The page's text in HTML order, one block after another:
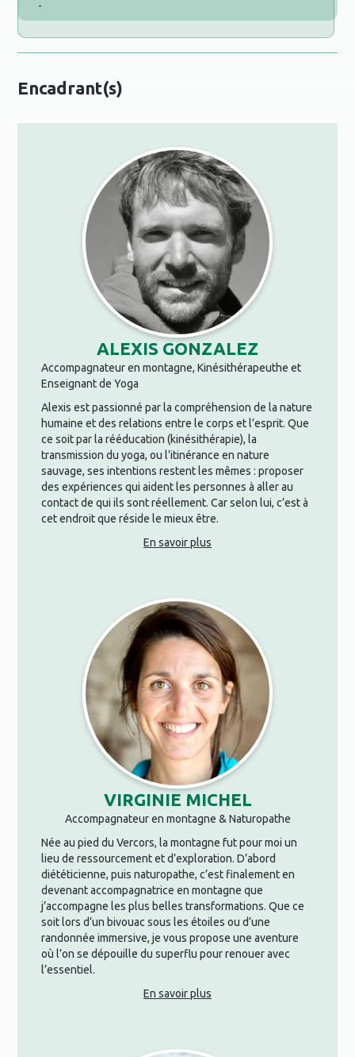
-
Encadrant(s)
ALEXIS GONZALEZ
Accompagnateur en montagne, Kinésithérapeuthe et
Enseignant de Yoga
Alexis est passionné par la compréhension de la nature
humaine et des relations entre le corps et l’esprit. Que
ce soit par la rééducation (kinésithérapie), la
transmission du yoga, ou l’itinérance en nature
sauvage, ses intentions restent les mêmes : proposer
des expériences qui aident les personnes à aller au
contact de qui ils sont réellement. Car selon lui, c’est à
cet endroit que réside le mieux être.
En savoir plus
VIRGINIE MICHEL
Accompagnateur en montagne & Naturopathe
Née au pied du Vercors, la montagne fut pour moi un
lieu de ressourcement et d’exploration. D’abord
diététicienne, puis naturopathe, c’est finalement en
devenant accompagnatrice en montagne que
j’accompagne les plus belles transformations. Que ce
soit lors d’un bivouac sous les étoiles ou d’une
randonnée immersive, je vous propose une aventure
où l’on se dépouille du superflu pour renouer avec
l’essentiel.
En savoir plus